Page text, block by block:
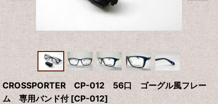
CROSSPORTER CP-012 56口 ゴーグル風フレー
ム 専用バンド付 [CP-012]